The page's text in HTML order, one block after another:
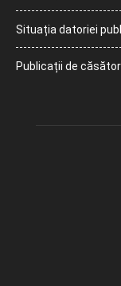
Situația datoriei
Publicații de